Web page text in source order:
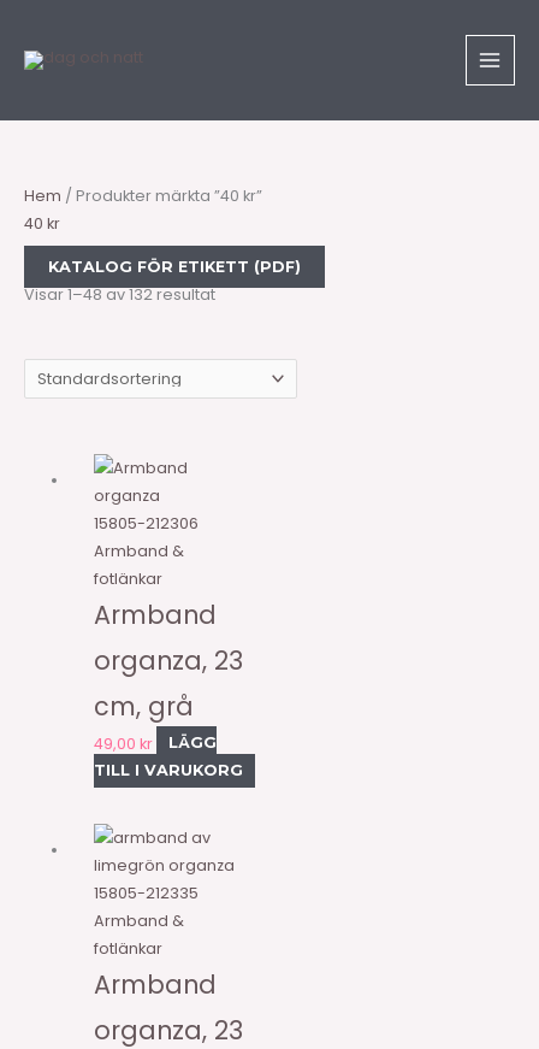
innehåll
Hem / Produkter märkta ”40 kr”
40 kr
KATALOG FÖR ETIKETT (PDF)
Visar 1–48 av 132 resultat
15805-212306
Armband &
fotlänkar
Armband
organza, 23
cm, grå
49,00kr
LÄGG
TILL I VARUKORG
15805-212335
Armband &
fotlänkar
Armband
organza, 23